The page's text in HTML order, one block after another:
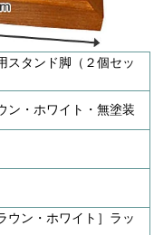
スタンド脚（２個セッ
ン・ホワイト・無塗装
ウン・ホワイト］ラッ